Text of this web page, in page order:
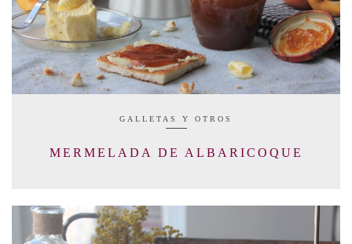
GALLETAS Y OTROS
MERMELADA DE ALBARICOQUE